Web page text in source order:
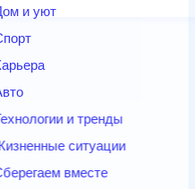
Дом и уют
Спорт
Карьера
Авто
Технологии и тренды
Жизненные ситуации
Сберегаем вместе